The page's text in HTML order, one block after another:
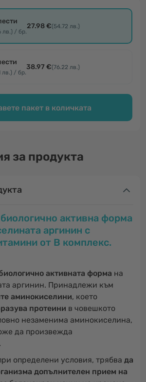
лв.) / бр.
27.98 €(54.72 лв.)
лв.) / бр.
38.97 €(76.22 лв.)
пакет в количката
за продукта
активна форма
аргинин с
от В комплекс.
активната форма на
аргинин. Принадлежи към
аминокиселини, което
протеини в човешкото
незаменима аминокиселина,
да произвежда
определени условия, трябва да
допълнителен прием на